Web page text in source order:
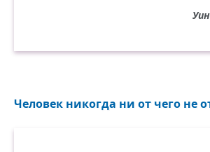
Человек никогда ни от чего не